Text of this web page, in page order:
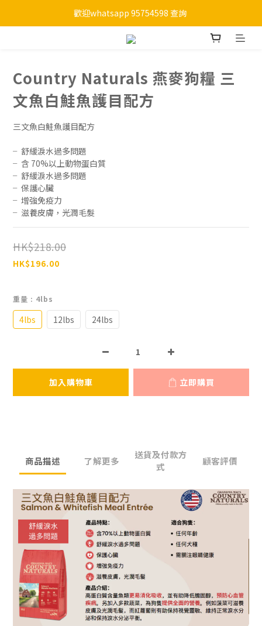
購物滿HKD 450 免運費
歡迎whatsapp 95754598 查詢
購物滿HKD 450 免運費
Country Naturals 燕麥狗糧 三
文魚白鮭魚護目配方
三文魚白鮭魚護目配方
╴舒緩淚水過多問題
╴含 70%以上動物蛋白質
╴舒緩淚水過多問題
╴保護心臟
╴增強免疫力
╴滋養皮膚，光潤毛髮
HK$218.00
HK$196.00
重量 : 4lbs
4lbs 12lbs 24lbs
加入購物車 立即購買
商品描述 了解更多
送貨及付款方
式
顧客評價